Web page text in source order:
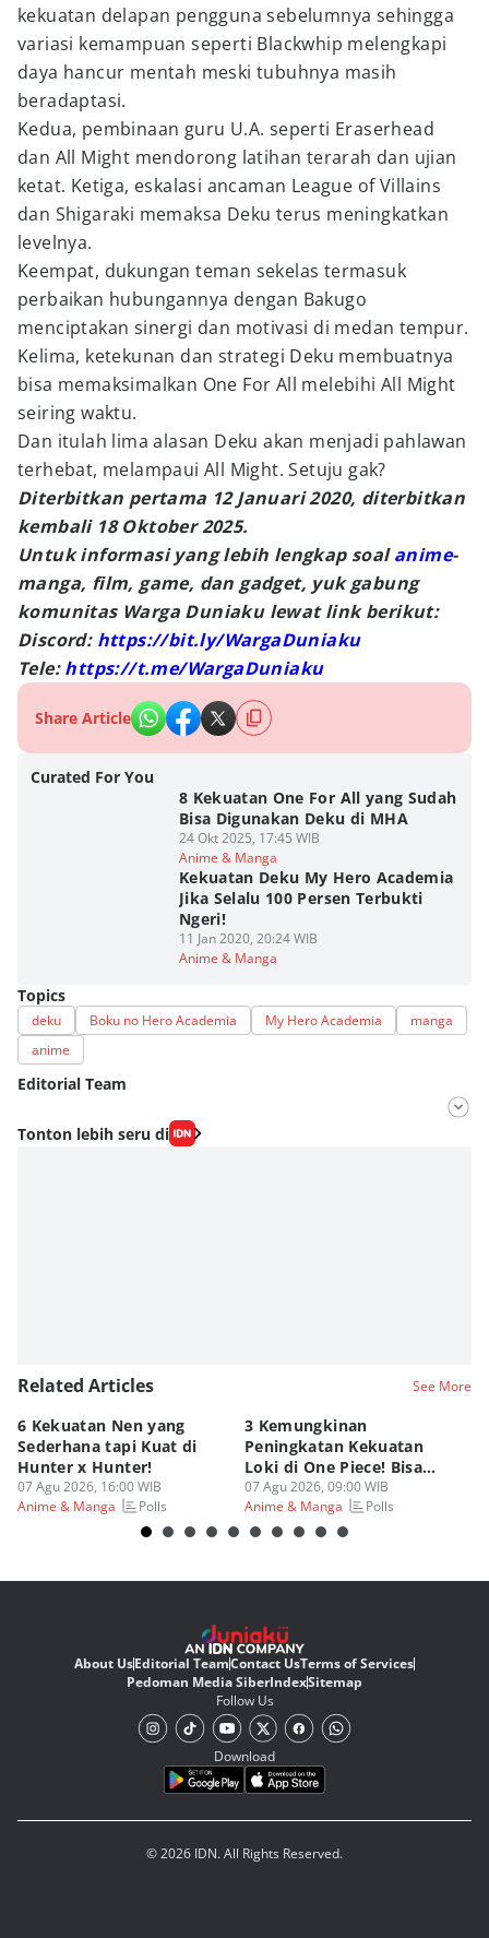
kekuatan delapan pengguna sebelumnya sehingga
variasi kemampuan seperti Blackwhip melengkapi
daya hancur mentah meski tubuhnya masih
beradaptasi.
Kedua, pembinaan guru U.A. seperti Eraserhead
dan All Might mendorong latihan terarah dan ujian
ketat. Ketiga, eskalasi ancaman League of Villains
dan Shigaraki memaksa Deku terus meningkatkan
levelnya.
Keempat, dukungan teman sekelas termasuk
perbaikan hubungannya dengan Bakugo
menciptakan sinergi dan motivasi di medan tempur.
Kelima, ketekunan dan strategi Deku membuatnya
bisa memaksimalkan One For All melebihi All Might
seiring waktu.
Dan itulah lima alasan Deku akan menjadi pahlawan
terhebat, melampaui All Might. Setuju gak?
Diterbitkan pertama 12 Januari 2020, diterbitkan
kembali 18 Oktober 2025.
Untuk informasi yang lebih lengkap soalanime-
manga, film, game, dan gadget, yuk gabung
komunitas Warga Duniaku lewat link berikut:
Discord: https://bit.ly/WargaDuniaku
Tele:https://t.me/WargaDuniaku
Share Article
Curated For You
8 Kekuatan One For All yang Sudah
Bisa Digunakan Deku di MHA
24 Okt 2025, 17:45 WIB
Anime & Manga
Kekuatan Deku My Hero Academia
Jika Selalu 100 Persen Terbukti
Ngeri!
11 Jan 2020, 20:24 WIB
Anime & Manga
Topics
deku Boku no Hero Academia My Hero Academia
manga
anime
Editorial Team
Editor
Fahrul Razi Uni Nurullah
Tonton lebih seru di
Related Articles See More
6 Kekuatan Nen yang
Sederhana tapi Kuat di
Hunter x Hunter!
07 Agu 2026, 16:00 WIB
Anime & Manga
Polls
3 Kemungkinan
Peningkatan Kekuatan
Loki di One Piece! Bisa
Lebih OP?
07 Agu 2026, 09:00 WIB
Anime & Manga
Polls
About UsEditorial TeamContact UsTerms of Services
Pedoman Media SiberIndexSitemap
Follow Us
Download
© 2026 IDN. All Rights Reserved.